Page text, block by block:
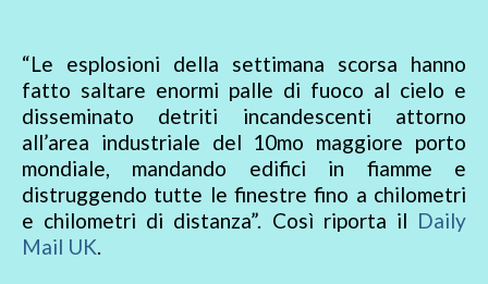
“Le esplosioni della settimana scorsa hanno
fatto saltare enormi palle di fuoco al cielo e
disseminato detriti incandescenti attorno
all’area industriale del 10mo maggiore porto
mondiale, mandando edifici in fiamme e
distruggendo tutte le finestre fino a chilometri
e chilometri di distanza”. Così riporta il Daily
Mail UK.